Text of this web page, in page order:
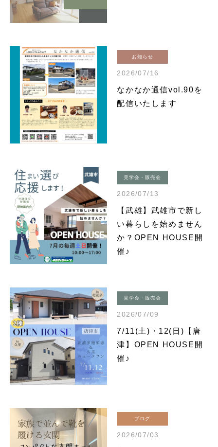
お知らせ
2026/07/16
なかなか通信vol.90を
配信いたします
見学会・販売会
2026/07/13
【武雄】武雄市で新し
い暮らしを始めません
か？OPEN HOUSE開
催♪
見学会・販売会
2026/07/09
7/11(土)・12(日)【唐
津】OPEN HOUSE開
催♪
ブログ
2026/07/03